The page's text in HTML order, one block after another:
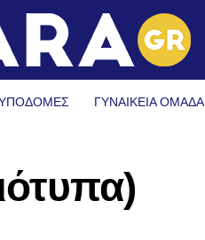
ΓΥΝΑΙΚΕΊΑ ΟΜΆΔΑ